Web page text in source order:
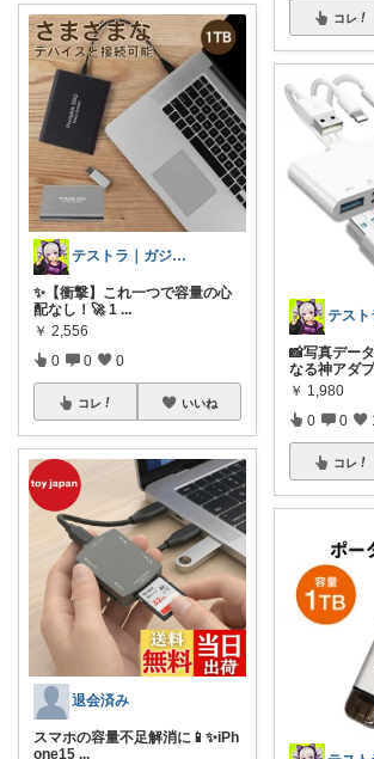
テストラ｜ガジェット・家電
✨【衝撃】これ一つで容量の心
配なし！🚀 1 ...
￥ 2,556
0 0 0
コレ いいね
退会済み
スマホの容量不足解消に📱✨iPh
one15 ...
コレ
📸写真デー
なる神アダ
￥ 1,980
0 0
コレ